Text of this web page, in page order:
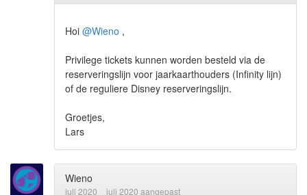
Hoi @Wieno ,
Privilege tickets kunnen worden besteld via de
reserveringslijn voor jaarkaarthouders (Infinity lijn)
of de reguliere Disney reserveringslijn.
Groetjes,
Lars
Wieno
juli 2020 juli 2020 aangepast